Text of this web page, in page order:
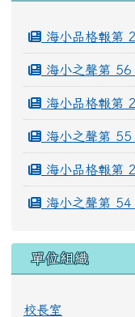
海小品格報第
海小之聲第 56
海小品格報第
海小之聲第 55
海小品格報第
海小之聲第 54
單位組織
校長室